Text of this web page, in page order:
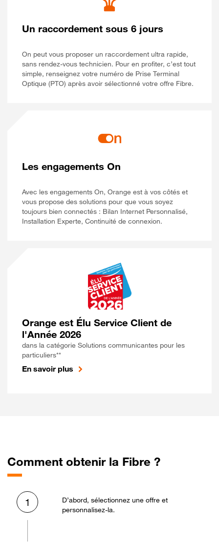
Un raccordement sous 6 jours
On peut vous proposer un raccordement ultra rapide,
sans rendez-vous technicien. Pour en profiter, c’est tout
simple, renseignez votre numéro de Prise Terminal
Optique (PTO) après avoir sélectionné votre offre Fibre.
Les engagements On
Avec les engagements On, Orange est à vos côtés et
vous propose des solutions pour que vous soyez
toujours bien connectés : Bilan Internet Personnalisé,
Installation Experte, Continuité de connexion.
Orange est Élu Service Client de
l'Année 2026
dans la catégorie Solutions communicantes pour les
particuliers**
En savoir plus
Comment obtenir la Fibre ?
1
D’abord, sélectionnez une offre et
personnalisez-la.